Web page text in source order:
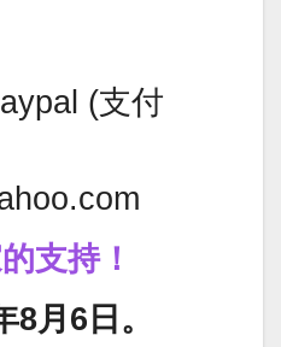
(支付
支持！
月6日。